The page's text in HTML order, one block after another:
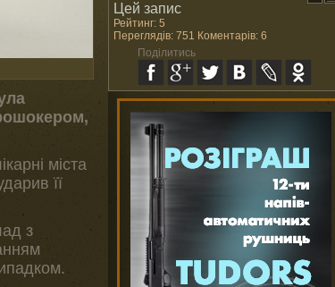
міста
її
з
Цей запис
Рейтинг: 5
Переглядів: 751 Коментарів: 6
Поділитись